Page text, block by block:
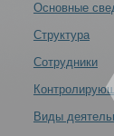
Основные
Структура
Сотрудники
Виды